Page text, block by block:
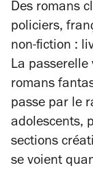
Des romans
policiers,
non-fiction :
La passerelle
romans
passe par le
adolescents,
sections
se voient